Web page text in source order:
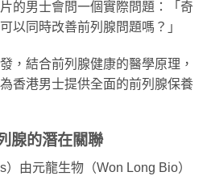
的男士會問一個實際問題：「奇
以同時改善前列腺問題嗎？」
，結合前列腺健康的醫學原理，
香港男士提供全面的前列腺保養
腺的潛在關聯
由元龍生物（Won Long Bio）